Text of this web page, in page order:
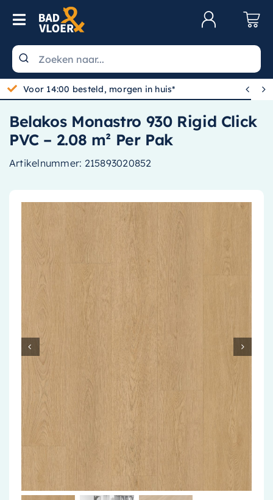
Skip to content
Toggle Navigation
Wastafels
Toiletten
Spiegels
Badkamermeubels
Baden
Radiatoren
Accessoires
Installatiemateriaal
Klimaatbeheersing
PVC
Tegels
Voor 14:00 besteld, morgen in huis*  
Belakos Monastro 930 Rigid Click
PVC – 2.08 m² Per Pak
Artikelnummer: 215893020852